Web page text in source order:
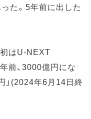
た。5年前に出した
はU-NEXT
前、3000億円にな
」(2024年6月14日終